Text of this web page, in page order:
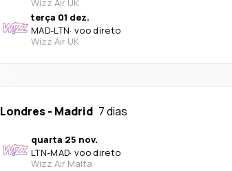
Wizz Air UK
terça 01 dez.
MAD-LTN· voo direto
Wizz Air UK
Londres- Madrid 7 dias
quarta 25 nov.
LTN-MAD· voo direto
Wizz Air Malta